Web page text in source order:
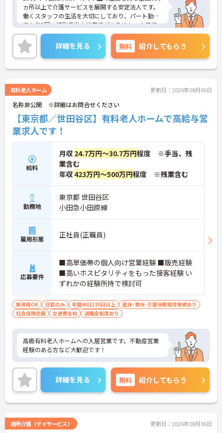
ヵ所以上で介護サービスを展開する安定法人です。
働くスタッフの生活を大切にしており、パート勤務
でも年2回の特別手当支給実績があるほか、土日祝
日の時給アップや独自の福利厚生制度など、収入
面・待遇面での手厚いサポートを用意しています。
「くるみん」認定企業として週3日からの柔軟なシ
フトに対応し、ご家庭と両立しながら無理なく活躍
できます。髪色やネイルも自由で個性を尊重する社
取得支援制度も完備しており、有資格者の方がご自
身のペースでキャリアを磨き、自分らしい働き方を
実現できる安心の環境が整っています。
★おすすめPOINT★
【柔軟な働き方と自分らしさの尊重】
・週3日以上から勤務日数や時間の相談が可能です
・髪色やネイルが自由で個性を活かして働けます
・くるみん認定取得で子育て世代をサポートしてい
ます
【充実した手当と独自の福利厚生】
・パート勤務でも年2回の特別手当支給実績があり
ます
・土日祝日勤務は時給が100円アップします
・結婚・出生・入学のお祝い金や宿泊補助などの独
自福利厚生が利用できます
ます
・資格取得や自己啓発を支援する制度が整っていま
ます
詳細を見る 無料 紹介してもらう
有料老人ホーム 更新日：2026年08月06日
名称非公開 ※詳細はお問合せください
【東京都／世田谷区】有料老人ホームで高給与営
業求人です！
給料
月収 24.7万円～30.7万円程度 ※手当、残
業含む
年収423万円～500万円程度 ※残業含む
勤務地
東京都 世田谷区
小田急小田原線
雇用形態 正社員(正職員)
応募要件
■高単価帯の個人向け営業経験 ■販売経験
■高いホスピタリティをもった接客経験 い
ずれかの経験所持で検討可
無資格OK 日勤のみ 年間休日110日以上
産休･育休･介護休暇取得実績あり
社会保険完備
交通費支給 退職金制度あり
高級有料老人ホームへの入居営業です。不動産営業
経験のある方など大歓迎です！
詳細を見る 無料 紹介してもらう
通所介護（デイサービス） 更新日：2026年08月06日